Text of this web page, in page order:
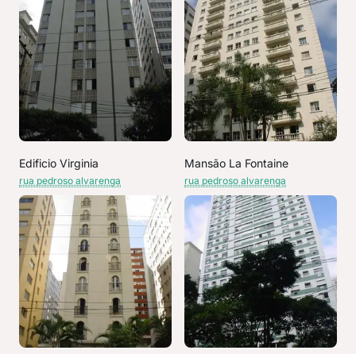
Edificio Virginia
rua pedroso alvarenga
Mansão La Fontaine
rua pedroso alvarenga